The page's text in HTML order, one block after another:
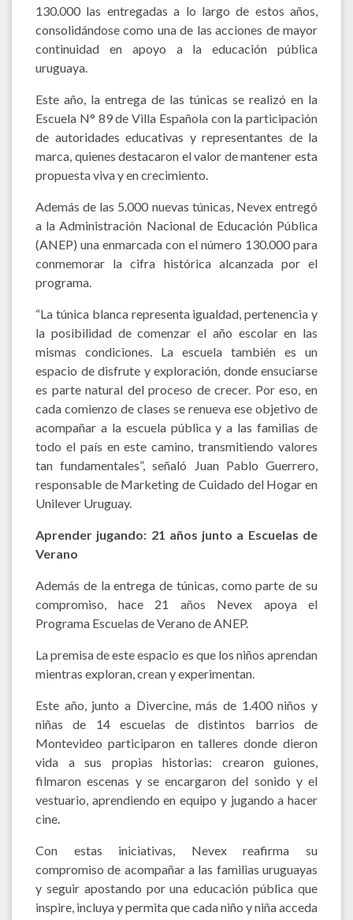
130.000 las entregadas a lo largo de estos años,
consolidándose como una de las acciones de mayor
continuidad en apoyo a la educación pública
uruguaya.
Este año, la entrega de las túnicas se realizó en la
Escuela N° 89 de Villa Española con la participación
de autoridades educativas y representantes de la
marca, quienes destacaron el valor de mantener esta
propuesta viva y en crecimiento.
Además de las 5.000 nuevas túnicas, Nevex entregó
a la Administración Nacional de Educación Pública
(ANEP) una enmarcada con el número 130.000 para
conmemorar la cifra histórica alcanzada por el
programa.
“La túnica blanca representa igualdad, pertenencia y
la posibilidad de comenzar el año escolar en las
mismas condiciones. La escuela también es un
espacio de disfrute y exploración, donde ensuciarse
es parte natural del proceso de crecer. Por eso, en
cada comienzo de clases se renueva ese objetivo de
acompañar a la escuela pública y a las familias de
todo el país en este camino, transmitiendo valores
tan fundamentales”, señaló Juan Pablo Guerrero,
responsable de Marketing de Cuidado del Hogar en
Unilever Uruguay.
Aprender jugando: 21 años junto a Escuelas de
Verano
Además de la entrega de túnicas, como parte de su
compromiso, hace 21 años Nevex apoya el
Programa Escuelas de Verano de ANEP.
La premisa de este espacio es que los niños aprendan
mientras exploran, crean y experimentan.
Este año, junto a Divercine, más de 1.400 niños y
niñas de 14 escuelas de distintos barrios de
Montevideo participaron en talleres donde dieron
vida a sus propias historias: crearon guiones,
filmaron escenas y se encargaron del sonido y el
vestuario, aprendiendo en equipo y jugando a hacer
cine.
Con estas iniciativas, Nevex reafirma su
compromiso de acompañar a las familias uruguayas
y seguir apostando por una educación pública que
inspire, incluya y permita que cada niño y niña acceda